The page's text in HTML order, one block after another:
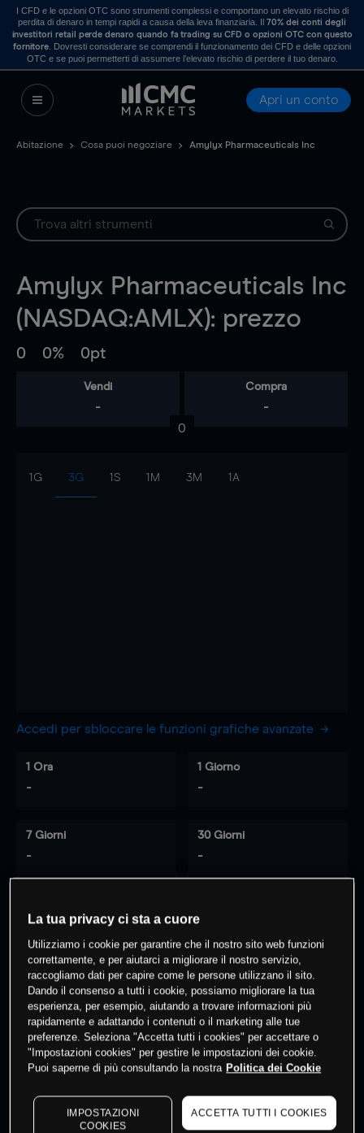
I CFD e le opzioni OTC sono strumenti complessi e comportano un elevato rischio di
perdita di denaro in tempi rapidi a causa della leva finanziaria. Il70% dei conti degli
investitori retail perde denaro quando fa trading su CFD o opzioni OTC con questo
fornitore . Dovresti considerare se comprendi il funzionamento dei CFD e delle opzioni
OTC e se puoi permetterti di assumere l’elevato rischio di perdere il tuo denaro.
Apri un conto
Abitazione Cosa puoi negoziare Amylyx Pharmaceuticals Inc
Amylyx Pharmaceuticals Inc
(NASDAQ:AMLX): prezzo
0 0% 0pt
Vendi
-
Compra
-
0
1G 3G 1S 1M 3M 1A
Accedi per sbloccare le funzioni grafiche avanzate
1 Ora
-
1 Giorno
-
7 Giorni
-
30 Giorni
-
0 % dei clienti hanno posizioni
questo prodotto
Fai trading
I prezzi sono solo indicativi. Accediper vedere gli ultimi
dati di mercato
to see latest market data
La tua privacy ci sta a cuore
Utilizziamo i cookie per garantire che il nostro sito web funzioni
correttamente, e per aiutarci a migliorare il nostro servizio,
raccogliamo dati per capire come le persone utilizzano il sito.
Dando il consenso a tutti i cookie, possiamo migliorare la tua
esperienza, per esempio, aiutando a trovare informazioni più
rapidamente e adattando i contenuti o il marketing alle tue
preferenze. Seleziona "Accetta tutti i cookies" per accettare o
"Impostazioni cookies" per gestire le impostazioni dei cookie.
Puoi saperne di più consultando la nostra Politica dei Cookie
IMPOSTAZIONI
COOKIES
ACCETTA TUTTI I COOKIES